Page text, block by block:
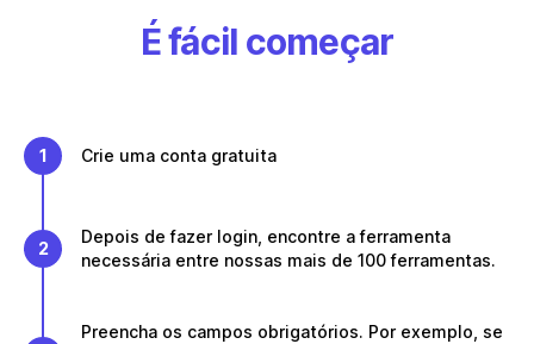
É fácil começar
1 Crie uma conta gratuita
2
Depois de fazer login, encontre a ferramenta
necessária entre nossas mais de 100 ferramentas.
Preencha os campos obrigatórios. Por exemplo, se